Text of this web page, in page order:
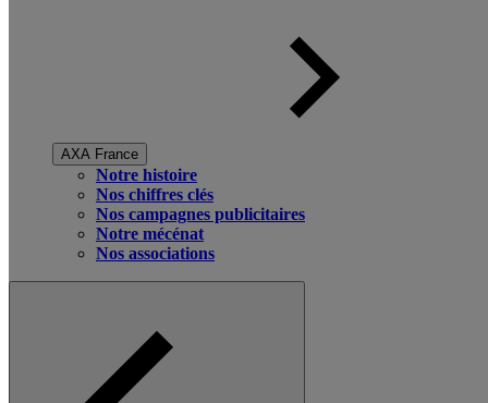
AXA France
Notre histoire
Nos chiffres clés
Nos campagnes publicitaires
Notre mécénat
Nos associations